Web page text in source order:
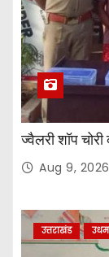
ज्वैलरी शॉप
Aug 9, 2026
उत्तराखंड